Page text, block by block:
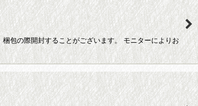
包の際開封することがございます。 モニターによりお